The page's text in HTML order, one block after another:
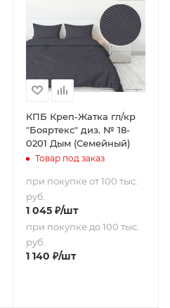
КПБ Креп-Жатка гл/кр
"Бояртекс" диз. № 18-
0201 Дым (Семейный)
Товар под заказ
при покупке от 100 тыс.
руб.
1 045₽/шт
при покупке до 100 тыс.
руб.
1 140 ₽/шт